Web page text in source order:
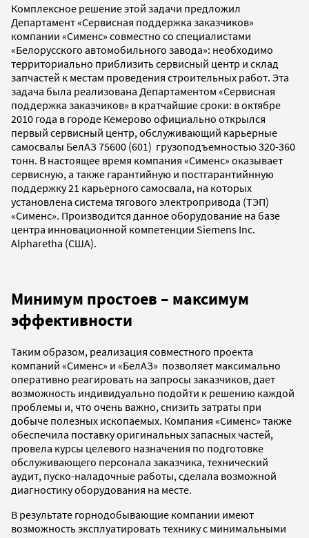
Комплексное решение этой задачи предложил
Департамент «Сервисная поддержка заказчиков»
компании «Сименс» совместно со специалистами
«Белорусского автомобильного завода»: необходимо
территориально приблизить сервисный центр и склад
запчастей к местам проведения строительных работ. Эта
задача была реализована Департаментом «Сервисная
поддержка заказчиков» в кратчайшие сроки: в октябре
2010 года в городе Кемерово официально открылся
первый сервисный центр, обслуживающий карьерные
самосвалы БелАЗ 75600 (601) грузоподъемностью 320-360
тонн. В настоящее время компания «Сименс» оказывает
сервисную, а также гарантийную и постгарантийнную
поддержку 21 карьерного самосвала, на которых
установлена система тягового электропривода (ТЭП)
«Сименс». Производится данное оборудование на базе
центра инновационной компетенции Siemens Inc.
Alpharetha (США).
Минимум простоев – максимум
эффективности
Таким образом, реализация совместного проекта
компаний «Сименс» и «БелАЗ» позволяет максимально
оперативно реагировать на запросы заказчиков, дает
возможность индивидуально подойти к решению каждой
проблемы и, что очень важно, снизить затраты при
добыче полезных ископаемых. Компания «Сименс» также
обеспечила поставку оригинальных запасных частей,
провела курсы целевого назначения по подготовке
обслуживающего персонала заказчика, технический
аудит, пуско-наладочные работы, сделала возможной
диагностику оборудования на месте.
В результате горнодобывающие компании имеют
возможность эксплуатировать технику с минимальными